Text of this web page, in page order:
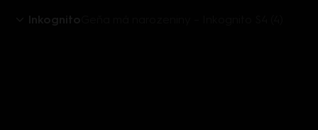
Inkognito